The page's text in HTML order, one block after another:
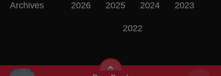
Archives 2026 2025 2024 2023
2022